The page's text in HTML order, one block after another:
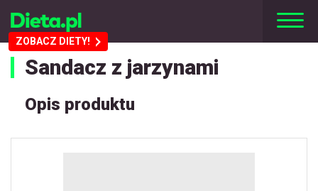
ZOBACZ DIETY!
Sandacz z jarzynami
Opis produktu